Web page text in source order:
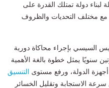
لبناء دولة تمتلك القدرة على
مع مختلف التحديات والظروف
السيسي بإجراء محاكاة دورية
سنويًا يمثل خطوة بالغة الأهمية
أجهزة الدولة، ورفع مستوى التنسيق
الاستجابة وتقليل الخسائر